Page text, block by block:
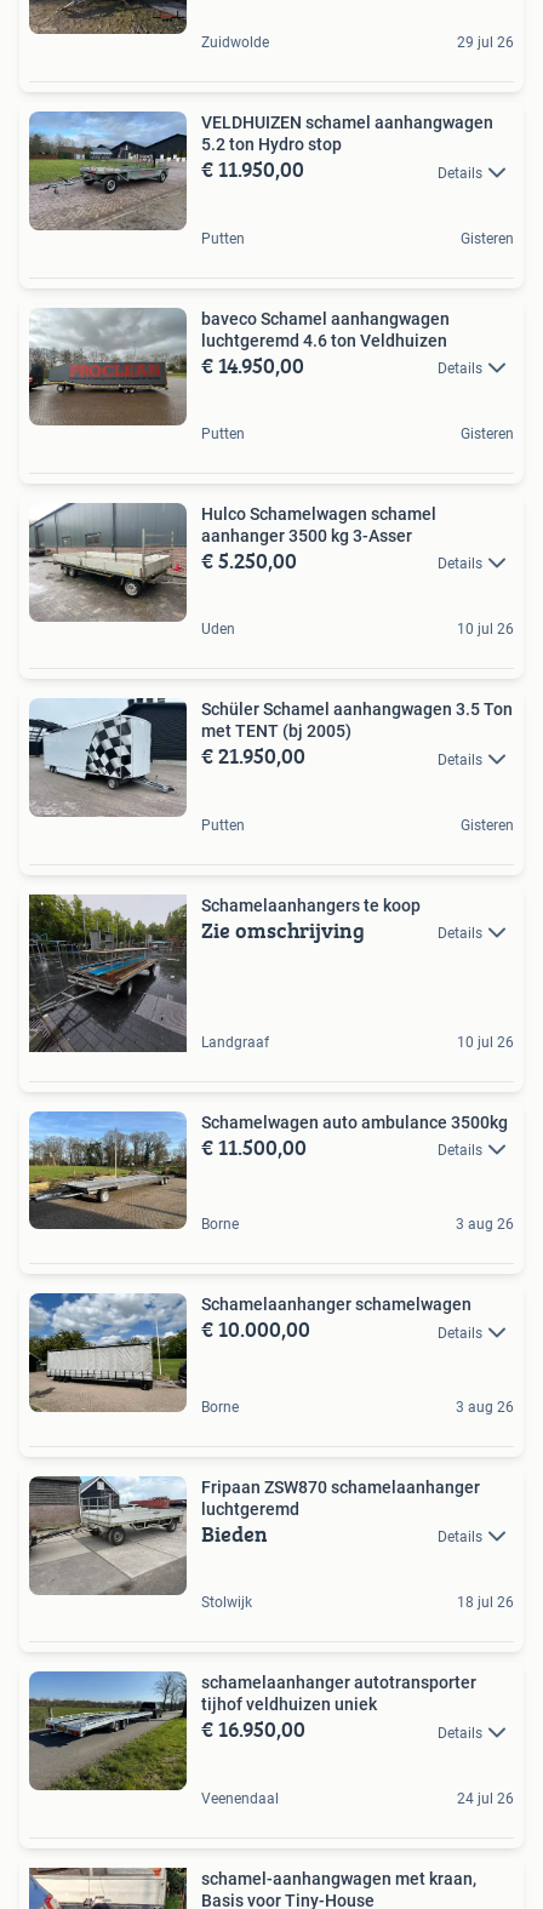
Zuidwolde 29 jul 26
VELDHUIZEN schamel aanhangwagen
5.2 ton Hydro stop
€ 11.950,00 Details
Putten Gisteren
baveco Schamel aanhangwagen
luchtgeremd 4.6 ton Veldhuizen
€ 14.950,00 Details
Putten Gisteren
Hulco Schamelwagen schamel
aanhanger 3500 kg 3-Asser
€ 5.250,00 Details
Uden 10 jul 26
Schüler Schamel aanhangwagen 3.5 Ton
met TENT (bj 2005)
€ 21.950,00 Details
Putten Gisteren
Schamelaanhangers te koop
Zie omschrijving Details
Landgraaf 10 jul 26
Schamelwagen auto ambulance 3500kg
€ 11.500,00 Details
Borne 3 aug 26
Schamelaanhanger schamelwagen
€ 10.000,00 Details
Borne 3 aug 26
Fripaan ZSW870 schamelaanhanger
luchtgeremd
Bieden Details
Stolwijk 18 jul 26
schamelaanhanger autotransporter
tijhof veldhuizen uniek
€ 16.950,00 Details
Veenendaal 24 jul 26
schamel-aanhangwagen met kraan,
Basis voor Tiny-House